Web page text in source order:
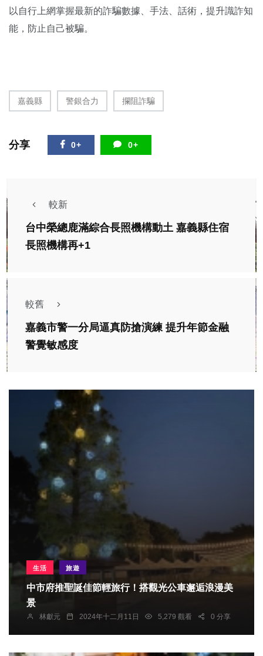
以自行上網掌握最新的詐騙數據、手法、話術，提升識詐知
能，防止自己被騙。
嘉義縣 警銀合力 攔阻詐騙
分享 0+ 0+
較新
台中榮總鹿滿綜合長照機構動土 嘉義縣住宿
長照機構再+1
較舊
嘉義市警一分局逼真防搶演練 提升年節金融
警覺敏感度
生活 旅遊
中市府推聖誕佳節輕旅行！搭觀光公車邂逅浪漫美
景
林獻元 2024年十二月11日 5,279 觀看 0 分享